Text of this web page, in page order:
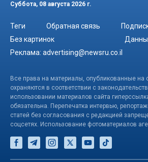
Суббота, 08 августа 2026 г.
Теги Обратная связь
Без картинок
Реклама: advertising@newsru.co.il
Все права на материалы, опубликованные на
охраняются в соответствии с
использовании материалов сайта
обязательна. Перепечатка интервью,
статей без согласования с редакцией
соцсетях. Использование фотоматериалов